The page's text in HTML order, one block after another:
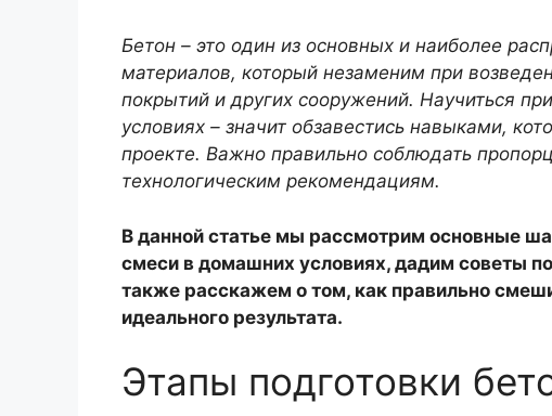
Бетон – это один из основных и наиболее
материалов, который незаменим при
покрытий и других сооружений. Научиться
условиях – значит обзавестись навыками,
проекте. Важно правильно соблюдать
технологическим рекомендациям.
В данной статье мы рассмотрим основные
смеси в домашних условиях, дадим советы
также расскажем о том, как правильно
идеального результата.
Этапы подготовки